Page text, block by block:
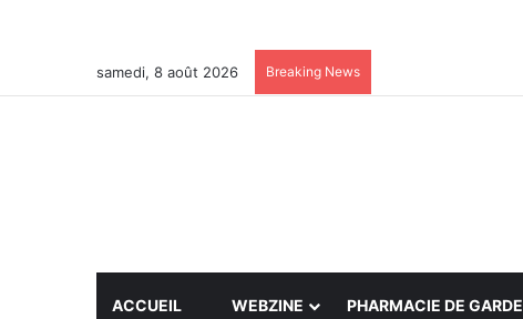
samedi, 8 août 2026 Breaking News
ACCUEIL WEBZINE PHARMACIE DE GARDE